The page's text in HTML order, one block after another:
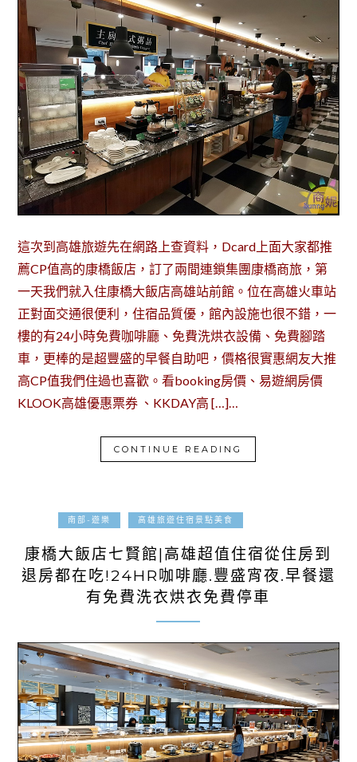
這次到高雄旅遊先在網路上查資料，Dcard上面大家都推
薦CP值高的康橋飯店，訂了兩間連鎖集團康橋商旅，第
一天我們就入住康橋大飯店高雄站前館。位在高雄火車站
正對面交通很便利，住宿品質優，館內設施也很不錯，一
樓的有24小時免費咖啡廳、免費洗烘衣設備、免費腳踏
車，更棒的是超豐盛的早餐自助吧，價格很實惠網友大推
高CP值我們住過也喜歡。看booking房價、易遊網房價
KLOOK高雄優惠票券 、KKDAY高 […]…
CONTINUE READING
南部-遊樂 高雄旅遊住宿景點美食
康橋大飯店七賢館|高雄超值住宿從住房到
退房都在吃!24HR咖啡廳.豐盛宵夜.早餐還
有免費洗衣烘衣免費停車